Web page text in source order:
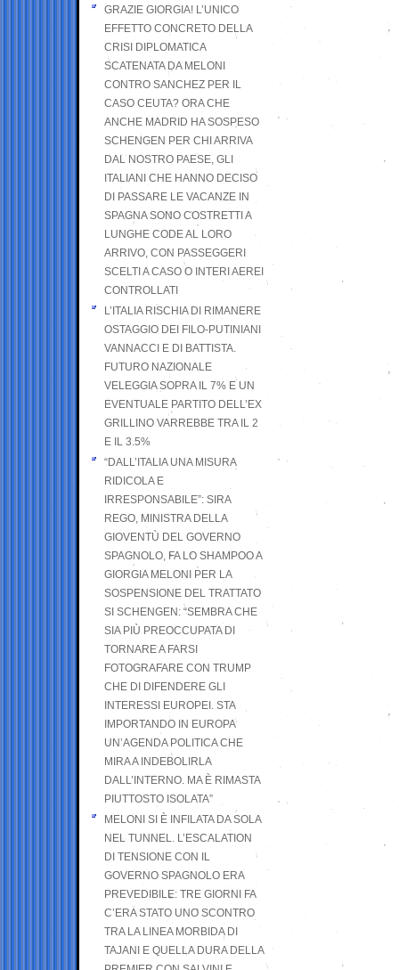
GRAZIE GIORGIA! L’UNICO
EFFETTO CONCRETO DELLA
CRISI DIPLOMATICA
SCATENATA DA MELONI
CONTRO SANCHEZ PER IL
CASO CEUTA? ORA CHE
ANCHE MADRID HA SOSPESO
SCHENGEN PER CHI ARRIVA
DAL NOSTRO PAESE, GLI
ITALIANI CHE HANNO DECISO
DI PASSARE LE VACANZE IN
SPAGNA SONO COSTRETTI A
LUNGHE CODE AL LORO
ARRIVO, CON PASSEGGERI
SCELTI A CASO O INTERI AEREI
CONTROLLATI
L’ITALIA RISCHIA DI RIMANERE
OSTAGGIO DEI FILO-PUTINIANI
VANNACCI E DI BATTISTA.
FUTURO NAZIONALE
VELEGGIA SOPRA IL 7% E UN
EVENTUALE PARTITO DELL’EX
GRILLINO VARREBBE TRA IL 2
E IL 3.5%
“DALL’ITALIA UNA MISURA
RIDICOLA E
IRRESPONSABILE”: SIRA
REGO, MINISTRA DELLA
GIOVENTÙ DEL GOVERNO
SPAGNOLO, FA LO SHAMPOO A
GIORGIA MELONI PER LA
SOSPENSIONE DEL TRATTATO
SI SCHENGEN: “SEMBRA CHE
SIA PIÙ PREOCCUPATA DI
TORNARE A FARSI
FOTOGRAFARE CON TRUMP
CHE DI DIFENDERE GLI
INTERESSI EUROPEI. STA
IMPORTANDO IN EUROPA
UN’AGENDA POLITICA CHE
MIRA A INDEBOLIRLA
DALL’INTERNO. MA È RIMASTA
PIUTTOSTO ISOLATA”
MELONI SI È INFILATA DA SOLA
NEL TUNNEL. L’ESCALATION
DI TENSIONE CON IL
GOVERNO SPAGNOLO ERA
PREVEDIBILE: TRE GIORNI FA
C’ERA STATO UNO SCONTRO
TRA LA LINEA MORBIDA DI
TAJANI E QUELLA DURA DELLA